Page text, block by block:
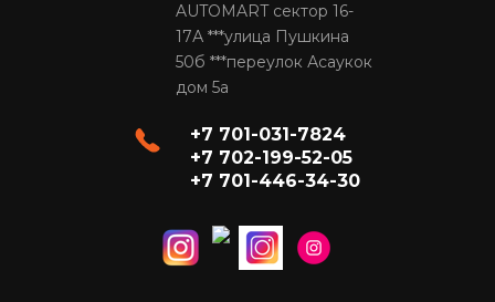
AUTOMART сектор 16-
17А ***улица Пушкина
50б ***переулок Асаукок
дом 5а
+7 701-031-7824
+7 702-199-52-05
+7 701-446-34-30